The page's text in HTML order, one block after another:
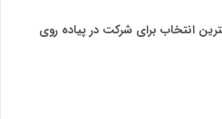
انتخاب برای شرکت در پیاده روی